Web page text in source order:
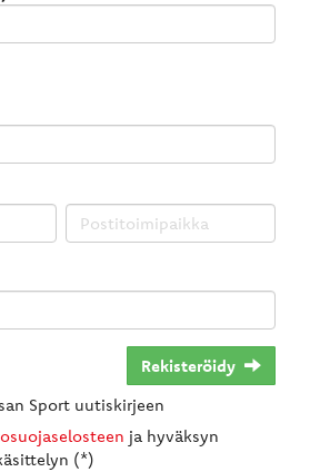
Rekisteröidy
Sport uutiskirjeen
ja hyväksyn
(*)